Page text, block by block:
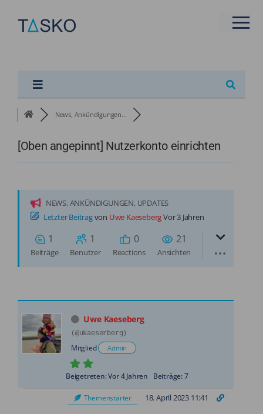
Inhalt
springen
Referenzen
Support
Kontakt
Jobs NEW
News, Ankündigungen...
[Oben angepinnt] Nutzerkonto einrichten
NEWS, ANKÜNDIGUNGEN, UPDATES
Letzter Beitragvon Uwe KaesebergVor 3 Jahren
1
Beiträge
1
Benutzer
0
Reactions
21
Ansichten
Uwe Kaeseberg
(@ukaeserberg)
Mitglied Admin
Beigetreten: Vor 4 Jahren Beiträge: 7
Themenstarter 18. April 2023 11:41